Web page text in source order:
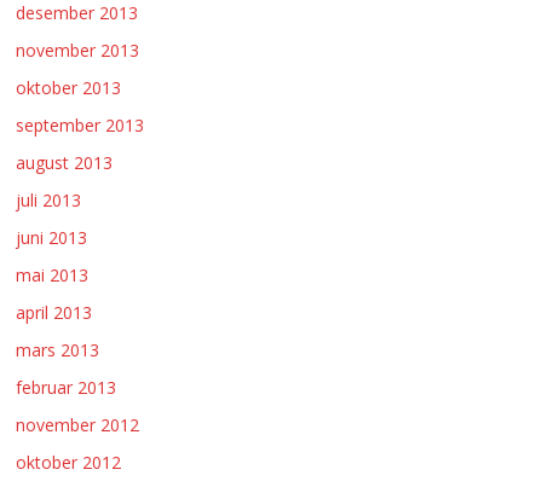
desember 2013
november 2013
oktober 2013
september 2013
august 2013
juli 2013
juni 2013
mai 2013
april 2013
mars 2013
februar 2013
november 2012
oktober 2012